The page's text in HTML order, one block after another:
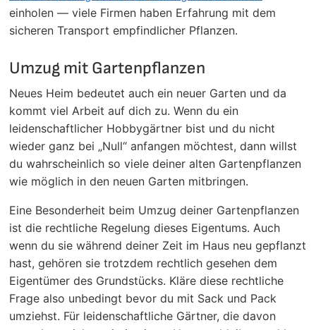
einholen — viele Firmen haben Erfahrung mit dem
sicheren Transport empfindlicher Pflanzen.
Umzug mit Gartenpflanzen
Neues Heim bedeutet auch ein neuer Garten und da
kommt viel Arbeit auf dich zu. Wenn du ein
leidenschaftlicher Hobbygärtner bist und du nicht
wieder ganz bei „Null“ anfangen möchtest, dann willst
du wahrscheinlich so viele deiner alten Gartenpflanzen
wie möglich in den neuen Garten mitbringen.
Eine Besonderheit beim Umzug deiner Gartenpflanzen
ist die rechtliche Regelung dieses Eigentums. Auch
wenn du sie während deiner Zeit im Haus neu gepflanzt
hast, gehören sie trotzdem rechtlich gesehen dem
Eigentümer des Grundstücks. Kläre diese rechtliche
Frage also unbedingt bevor du mit Sack und Pack
umziehst. Für leidenschaftliche Gärtner, die davon